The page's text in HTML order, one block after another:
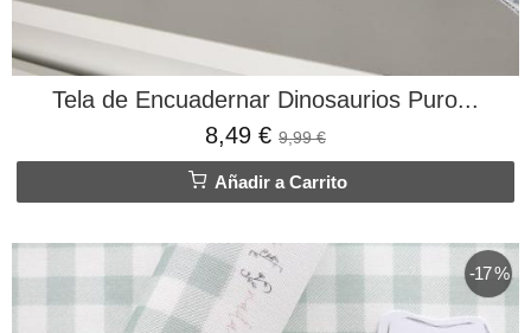
Tela de Encuadernar Dinosaurios Puro...
8,49 € 9,99 €
Añadir a Carrito
-17 %